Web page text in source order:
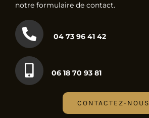
notre formulaire de contact.
04 73 96 41 42
06 18 70 93 81
CONTACTEZ-NOUS